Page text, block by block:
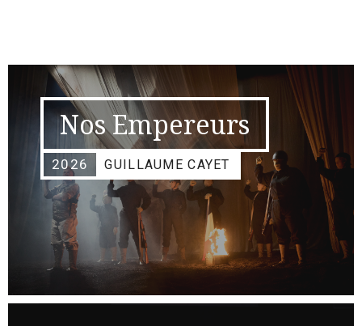
Nos Empereurs
2026 GUILLAUME CAYET